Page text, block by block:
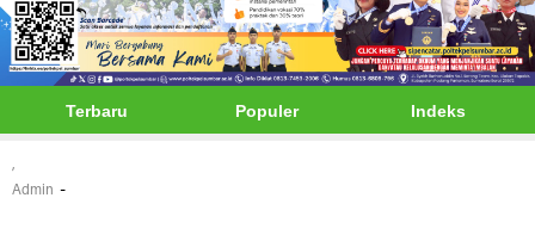
Terbaru Populer Indeks
,
Admin -